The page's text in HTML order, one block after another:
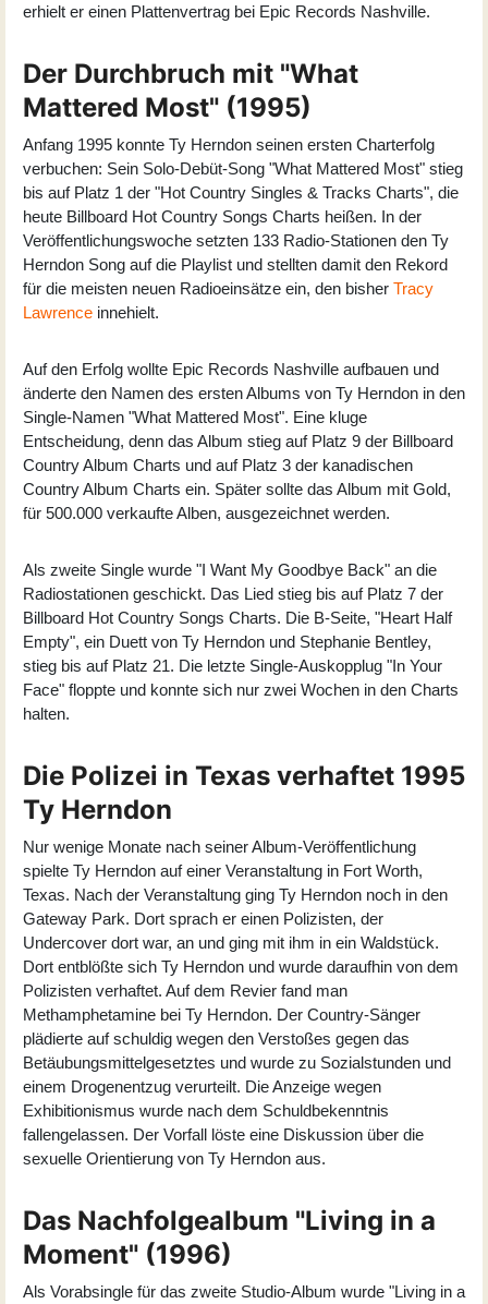
erhielt er einen Plattenvertrag bei Epic Records Nashville.
Der Durchbruch mit "What
Mattered Most" (1995)
Anfang 1995 konnte Ty Herndon seinen ersten Charterfolg
verbuchen: Sein Solo-Debüt-Song "What Mattered Most" stieg
bis auf Platz 1 der "Hot Country Singles & Tracks Charts", die
heute Billboard Hot Country Songs Charts heißen. In der
Veröffentlichungswoche setzten 133 Radio-Stationen den Ty
Herndon Song auf die Playlist und stellten damit den Rekord
für die meisten neuen Radioeinsätze ein, den bisher Tracy
Lawrence innehielt.
Auf den Erfolg wollte Epic Records Nashville aufbauen und
änderte den Namen des ersten Albums von Ty Herndon in den
Single-Namen "What Mattered Most". Eine kluge
Entscheidung, denn das Album stieg auf Platz 9 der Billboard
Country Album Charts und auf Platz 3 der kanadischen
Country Album Charts ein. Später sollte das Album mit Gold,
für 500.000 verkaufte Alben, ausgezeichnet werden.
Als zweite Single wurde "I Want My Goodbye Back" an die
Radiostationen geschickt. Das Lied stieg bis auf Platz 7 der
Billboard Hot Country Songs Charts. Die B-Seite, "Heart Half
Empty", ein Duett von Ty Herndon und Stephanie Bentley,
stieg bis auf Platz 21. Die letzte Single-Auskopplug "In Your
Face" floppte und konnte sich nur zwei Wochen in den Charts
halten.
Die Polizei in Texas verhaftet 1995
Ty Herndon
Nur wenige Monate nach seiner Album-Veröffentlichung
spielte Ty Herndon auf einer Veranstaltung in Fort Worth,
Texas. Nach der Veranstaltung ging Ty Herndon noch in den
Gateway Park. Dort sprach er einen Polizisten, der
Undercover dort war, an und ging mit ihm in ein Waldstück.
Dort entblößte sich Ty Herndon und wurde daraufhin von dem
Polizisten verhaftet. Auf dem Revier fand man
Methamphetamine bei Ty Herndon. Der Country-Sänger
plädierte auf schuldig wegen den Verstoßes gegen das
Betäubungsmittelgesetztes und wurde zu Sozialstunden und
einem Drogenentzug verurteilt. Die Anzeige wegen
Exhibitionismus wurde nach dem Schuldbekenntnis
fallengelassen. Der Vorfall löste eine Diskussion über die
sexuelle Orientierung von Ty Herndon aus.
Das Nachfolgealbum "Living in a
Moment" (1996)
Als Vorabsingle für das zweite Studio-Album wurde "Living in a